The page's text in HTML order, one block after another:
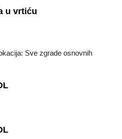
u vrtiću
Sve zgrade osnovnih